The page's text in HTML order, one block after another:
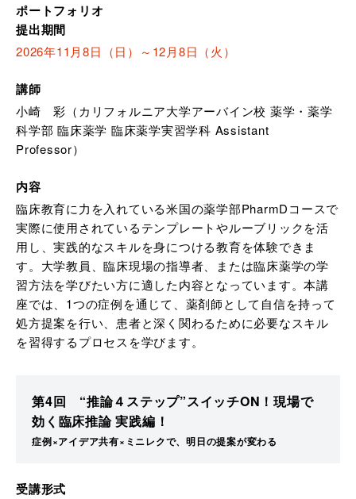
ポートフォリオ
提出期間
2026年11月8日（日）～12月8日（火）
講師
小崎 彩（カリフォルニア大学アーバイン校 薬学・薬学
科学部 臨床薬学 臨床薬学実習学科 Assistant
Professor）
内容
臨床教育に力を入れている米国の薬学部PharmDコースで
実際に使用されているテンプレートやルーブリックを活
用し、実践的なスキルを身につける教育を体験できま
す。大学教員、臨床現場の指導者、または臨床薬学の学
習方法を学びたい方に適した内容となっています。本講
座では、1つの症例を通じて、薬剤師として自信を持って
処方提案を行い、患者と深く関わるために必要なスキル
を習得するプロセスを学びます。
第4回 “推論４ステップ”スイッチON！現場で
効く臨床推論 実践編！
症例×アイデア共有×ミニレクで、明日の提案が変わる
受講形式